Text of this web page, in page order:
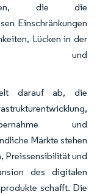
die die
Einschränkungen
Lücken in der
und
darauf ab, die
und
Märkte stehen
Preissensibilität und
des digitalen
schafft. Die